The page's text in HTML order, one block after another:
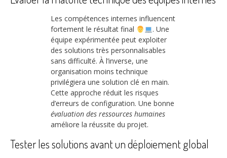
Les compétences internes influencent
fortement le résultat final
. Une
équipe expérimentée peut exploiter
des solutions très personnalisables
sans difficulté. À l’inverse, une
organisation moins technique
privilégiera une solution clé en main.
Cette approche réduit les risques
d’erreurs de configuration. Une bonne
évaluation des ressources humaines
améliore la réussite du projet.
Tester les solutions avant un déploiement global